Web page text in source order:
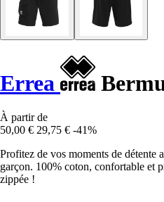
Errea
À partir de
50,00 € 29,75 € -41%
Profitez de vos moments de détente
garçon. 100% coton, confortable et
zippée !